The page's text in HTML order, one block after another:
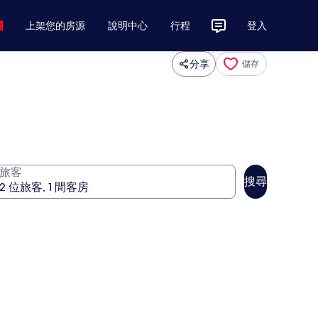
上架您的房源 說明中心 行程 登入
分享 儲存
客
搜尋